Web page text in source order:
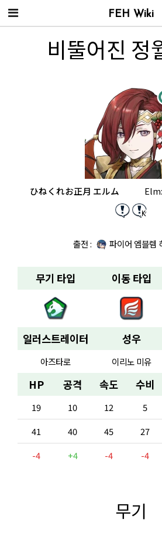
비뚤어진 정
ひねくれお正月 エルム
출전 : 파이어 엠블렘
무기 타입 이동 타입
일러스트레이터 성우
아즈타로 이리노 미유
HP 공격 속도 수비
19 10 12 5
41
40 45 27
-4
+4 -4 -4
무기
FEH Wiki